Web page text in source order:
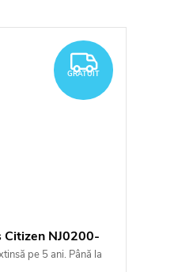
GRATUIT
GRATUIT
Citizen NJ0200-
pe 5 ani. Până la